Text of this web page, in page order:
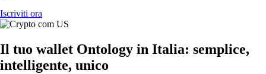
Iscriviti ora
Il tuo wallet Ontology in Italia: semplice,
intelligente, unico